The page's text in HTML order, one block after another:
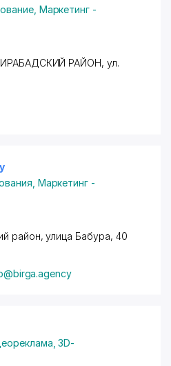
, Маркетинг -
РАЙОН,ул.
Маркетинг -
район, улица Бабура, 40
3D-